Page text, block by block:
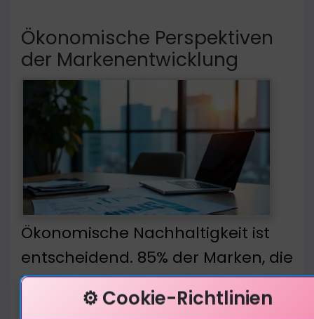
Ökonomische Perspektiven
der Markenentwicklung
Ökonomische Nachhaltigkeit ist
entscheidend. 85% der Marken, die
in soziale Verantwortung
investieren, sehen einen Anstieg
⚙️ Cookie-Richtlinien